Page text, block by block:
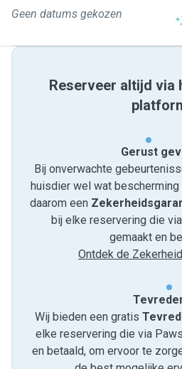
Geen datums gekozen
Reserveer altijd via
Gerust
Bij onverwachte
huisdier wel wat bescherming
daarom een
bij elke reservering die
gemaakt en
Ontdek de
Wij bieden een gratis
elke reservering die via
en betaald, om ervoor te